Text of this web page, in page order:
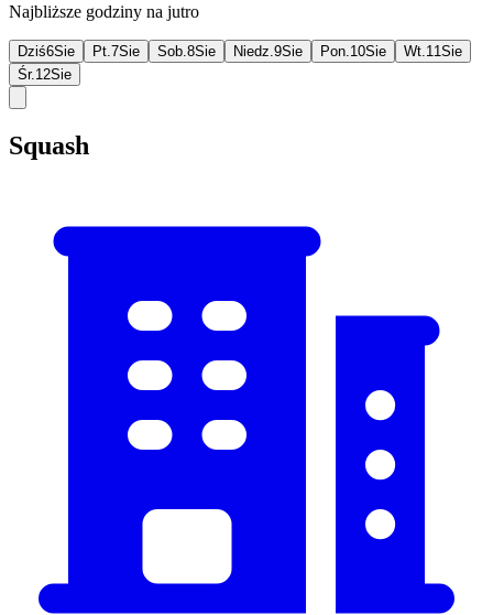
Najbliższe godziny na jutro
Dziś6Sie Pt. 7Sie Sob. 8Sie Niedz. 9Sie Pon. 10Sie Wt. 11Sie
Śr. 12Sie
Squash